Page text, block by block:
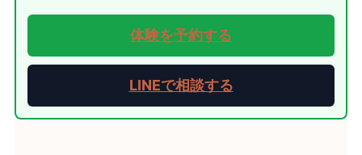
体験を予約する
LINEで相談する